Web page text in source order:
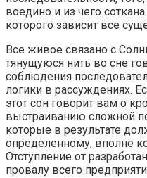
воедино и из чего
которого зависит все
Все живое связано с
тянущуюся нить во сне
соблюдения
логики в рассуждениях.
этот сон говорит вам о
выстраиванию сложной
которые в результате
определенному, вполне
Отступление от
провалу всего